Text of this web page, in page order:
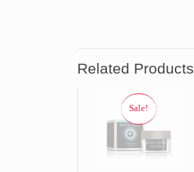
Related Products